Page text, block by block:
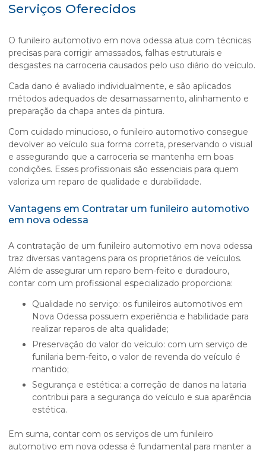
Serviços Oferecidos
O funileiro automotivo em nova odessa atua com técnicas
precisas para corrigir amassados, falhas estruturais e
desgastes na carroceria causados pelo uso diário do veículo.
Cada dano é avaliado individualmente, e são aplicados
métodos adequados de desamassamento, alinhamento e
preparação da chapa antes da pintura.
Com cuidado minucioso, o funileiro automotivo consegue
devolver ao veículo sua forma correta, preservando o visual
e assegurando que a carroceria se mantenha em boas
condições. Esses profissionais são essenciais para quem
valoriza um reparo de qualidade e durabilidade.
Vantagens em Contratar um funileiro automotivo
em nova odessa
A contratação de um funileiro automotivo em nova odessa
traz diversas vantagens para os proprietários de veículos.
Além de assegurar um reparo bem-feito e duradouro,
contar com um profissional especializado proporciona:
Qualidade no serviço: os funileiros automotivos em
Nova Odessa possuem experiência e habilidade para
realizar reparos de alta qualidade;
Preservação do valor do veículo: com um serviço de
funilaria bem-feito, o valor de revenda do veículo é
mantido;
Segurança e estética: a correção de danos na lataria
contribui para a segurança do veículo e sua aparência
estética.
Em suma, contar com os serviços de um funileiro
automotivo em nova odessa é fundamental para manter a